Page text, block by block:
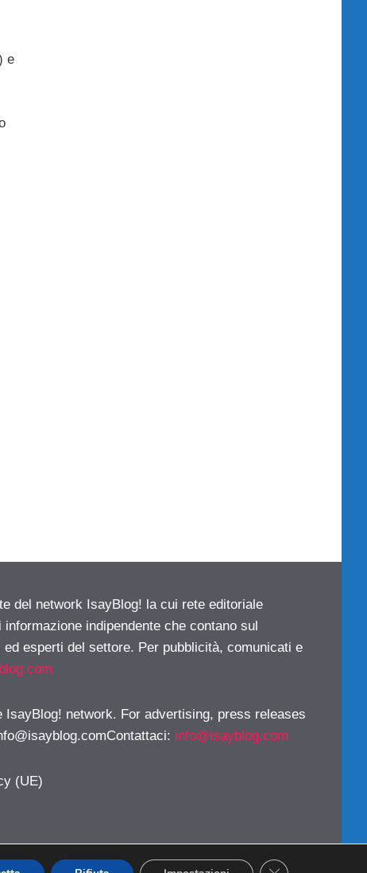
e
del network IsayBlog! la cui rete editoriale
indipendente che contano sul
esperti del settore. Per pubblicità, comunicati e
network. For advertising, press releases
: info@isayblog.com
(UE)
CLOSE GDPR